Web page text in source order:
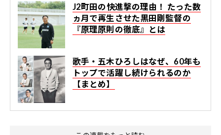
J2町田の快進撃の理由！ たった数
ヵ月で再生させた黒田剛監督の
『原理原則の徹底』とは
歌手・五木ひろしはなぜ、60年も
トップで活躍し続けられるのか
【まとめ】